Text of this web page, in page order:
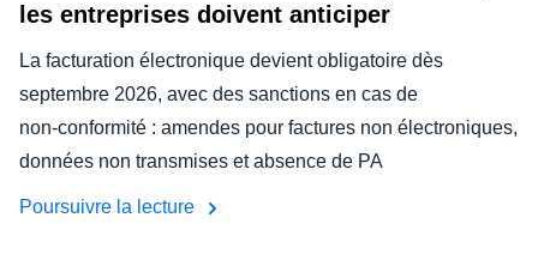
les entreprises doivent anticiper
La facturation électronique devient obligatoire dès
septembre 2026, avec des sanctions en cas de
non‑conformité : amendes pour factures non électroniques,
données non transmises et absence de PA
Poursuivre la lecture